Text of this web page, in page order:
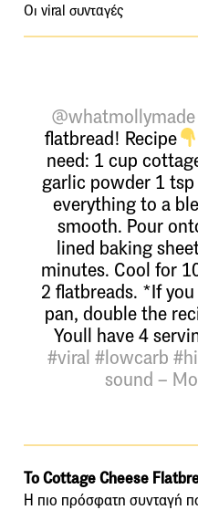
Οι viral συνταγές
@whatmollymade
flatbread! Recipe
need: 1 cup
garlic powder 1
everything to a
smooth. Pour
lined baking
minutes. Cool for
2 flatbreads. *If
pan, double the
Youll have 4
#viral #lowcarb
sound –
Το Cottage Cheese
H πιο πρόσφατη συνταγή